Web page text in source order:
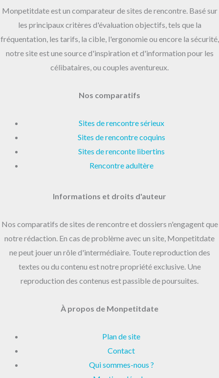
Monpetitdate est un comparateur de sites de rencontre. Basé sur
les principaux critères d'évaluation objectifs, tels que la
fréquentation, les tarifs, la cible, l'ergonomie ou encore la sécurité,
notre site est une source d'inspiration et d'information pour les
célibataires, ou couples aventureux.
Nos comparatifs
Sites de rencontre sérieux
Sites de rencontre coquins
Sites de renconte libertins
Rencontre adultère
Informations et droits d'auteur
Nos comparatifs de sites de rencontre et dossiers n'engagent que
notre rédaction. En cas de problème avec un site, Monpetitdate
ne peut jouer un rôle d'intermédiaire. Toute reproduction des
textes ou du contenu est notre propriété exclusive. Une
reproduction des contenus est passible de poursuites.
À propos de Monpetitdate
Plan de site
Contact
Qui sommes-nous ?